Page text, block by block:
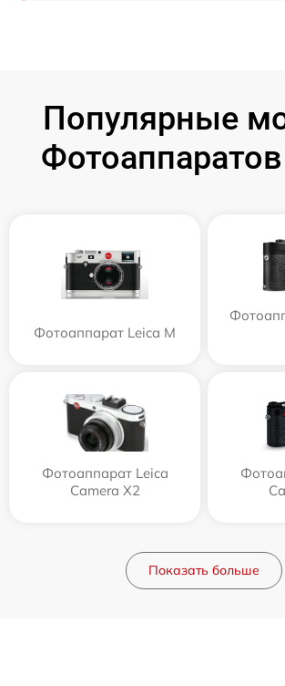
Популярные
Фотоаппарат Leica M
Фотоаппарат Leica
Camera X2
Показать больше